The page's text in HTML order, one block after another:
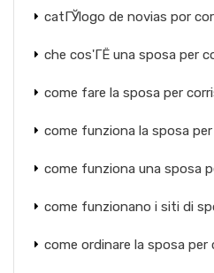
catГЎlogo de novias por
che cos'ГЁ una sposa per
come fare la sposa per
come funziona la sposa
come funziona una sposa
come funzionano i siti di
come ordinare la sposa per